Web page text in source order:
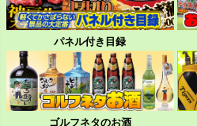
パネル付き目録
ゴルフネタのお酒